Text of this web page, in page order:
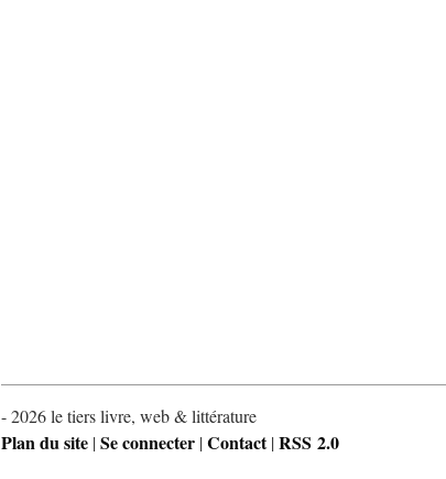
- 2026 le tiers livre, web & littérature
Plan du site |Se connecter |Contact|RSS 2.0